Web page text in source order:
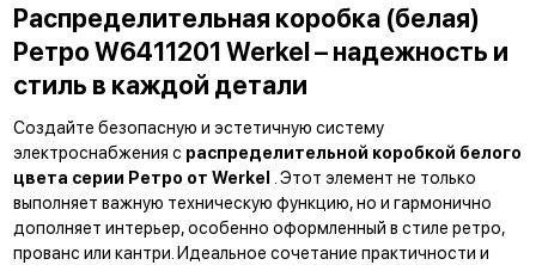
Распределительная коробка (белая)
Ретро W6411201 Werkel – надежность и
стиль в каждой детали
Создайте безопасную и эстетичную систему
электроснабжения с распределительной коробкой белого
цвета серии Ретро от Werkel . Этот элемент не только
выполняет важную техническую функцию, но и гармонично
дополняет интерьер, особенно оформленный в стиле ретро,
прованс или кантри. Идеальное сочетание практичности и